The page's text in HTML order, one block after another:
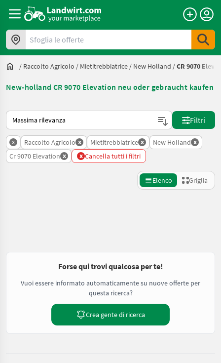
Sfoglia le offerte
/ Raccolto Agricolo / Mietitrebbiatrice / New Holland /CR 9070
New-holland CR 9070 Elevation neu oder gebraucht kaufen
Ecco come viene ordinato su Landwirt.com
Filtri
x Raccolto Agricolo x Mietitrebbiatrice x New Holland x
Cr 9070 Elevation x x Cancella tutti i filtri
Elenco Griglia
Forse qui trovi qualcosa per te!
Vuoi essere informato automaticamente su nuove offerte per
questa ricerca?
Crea gente di ricerca